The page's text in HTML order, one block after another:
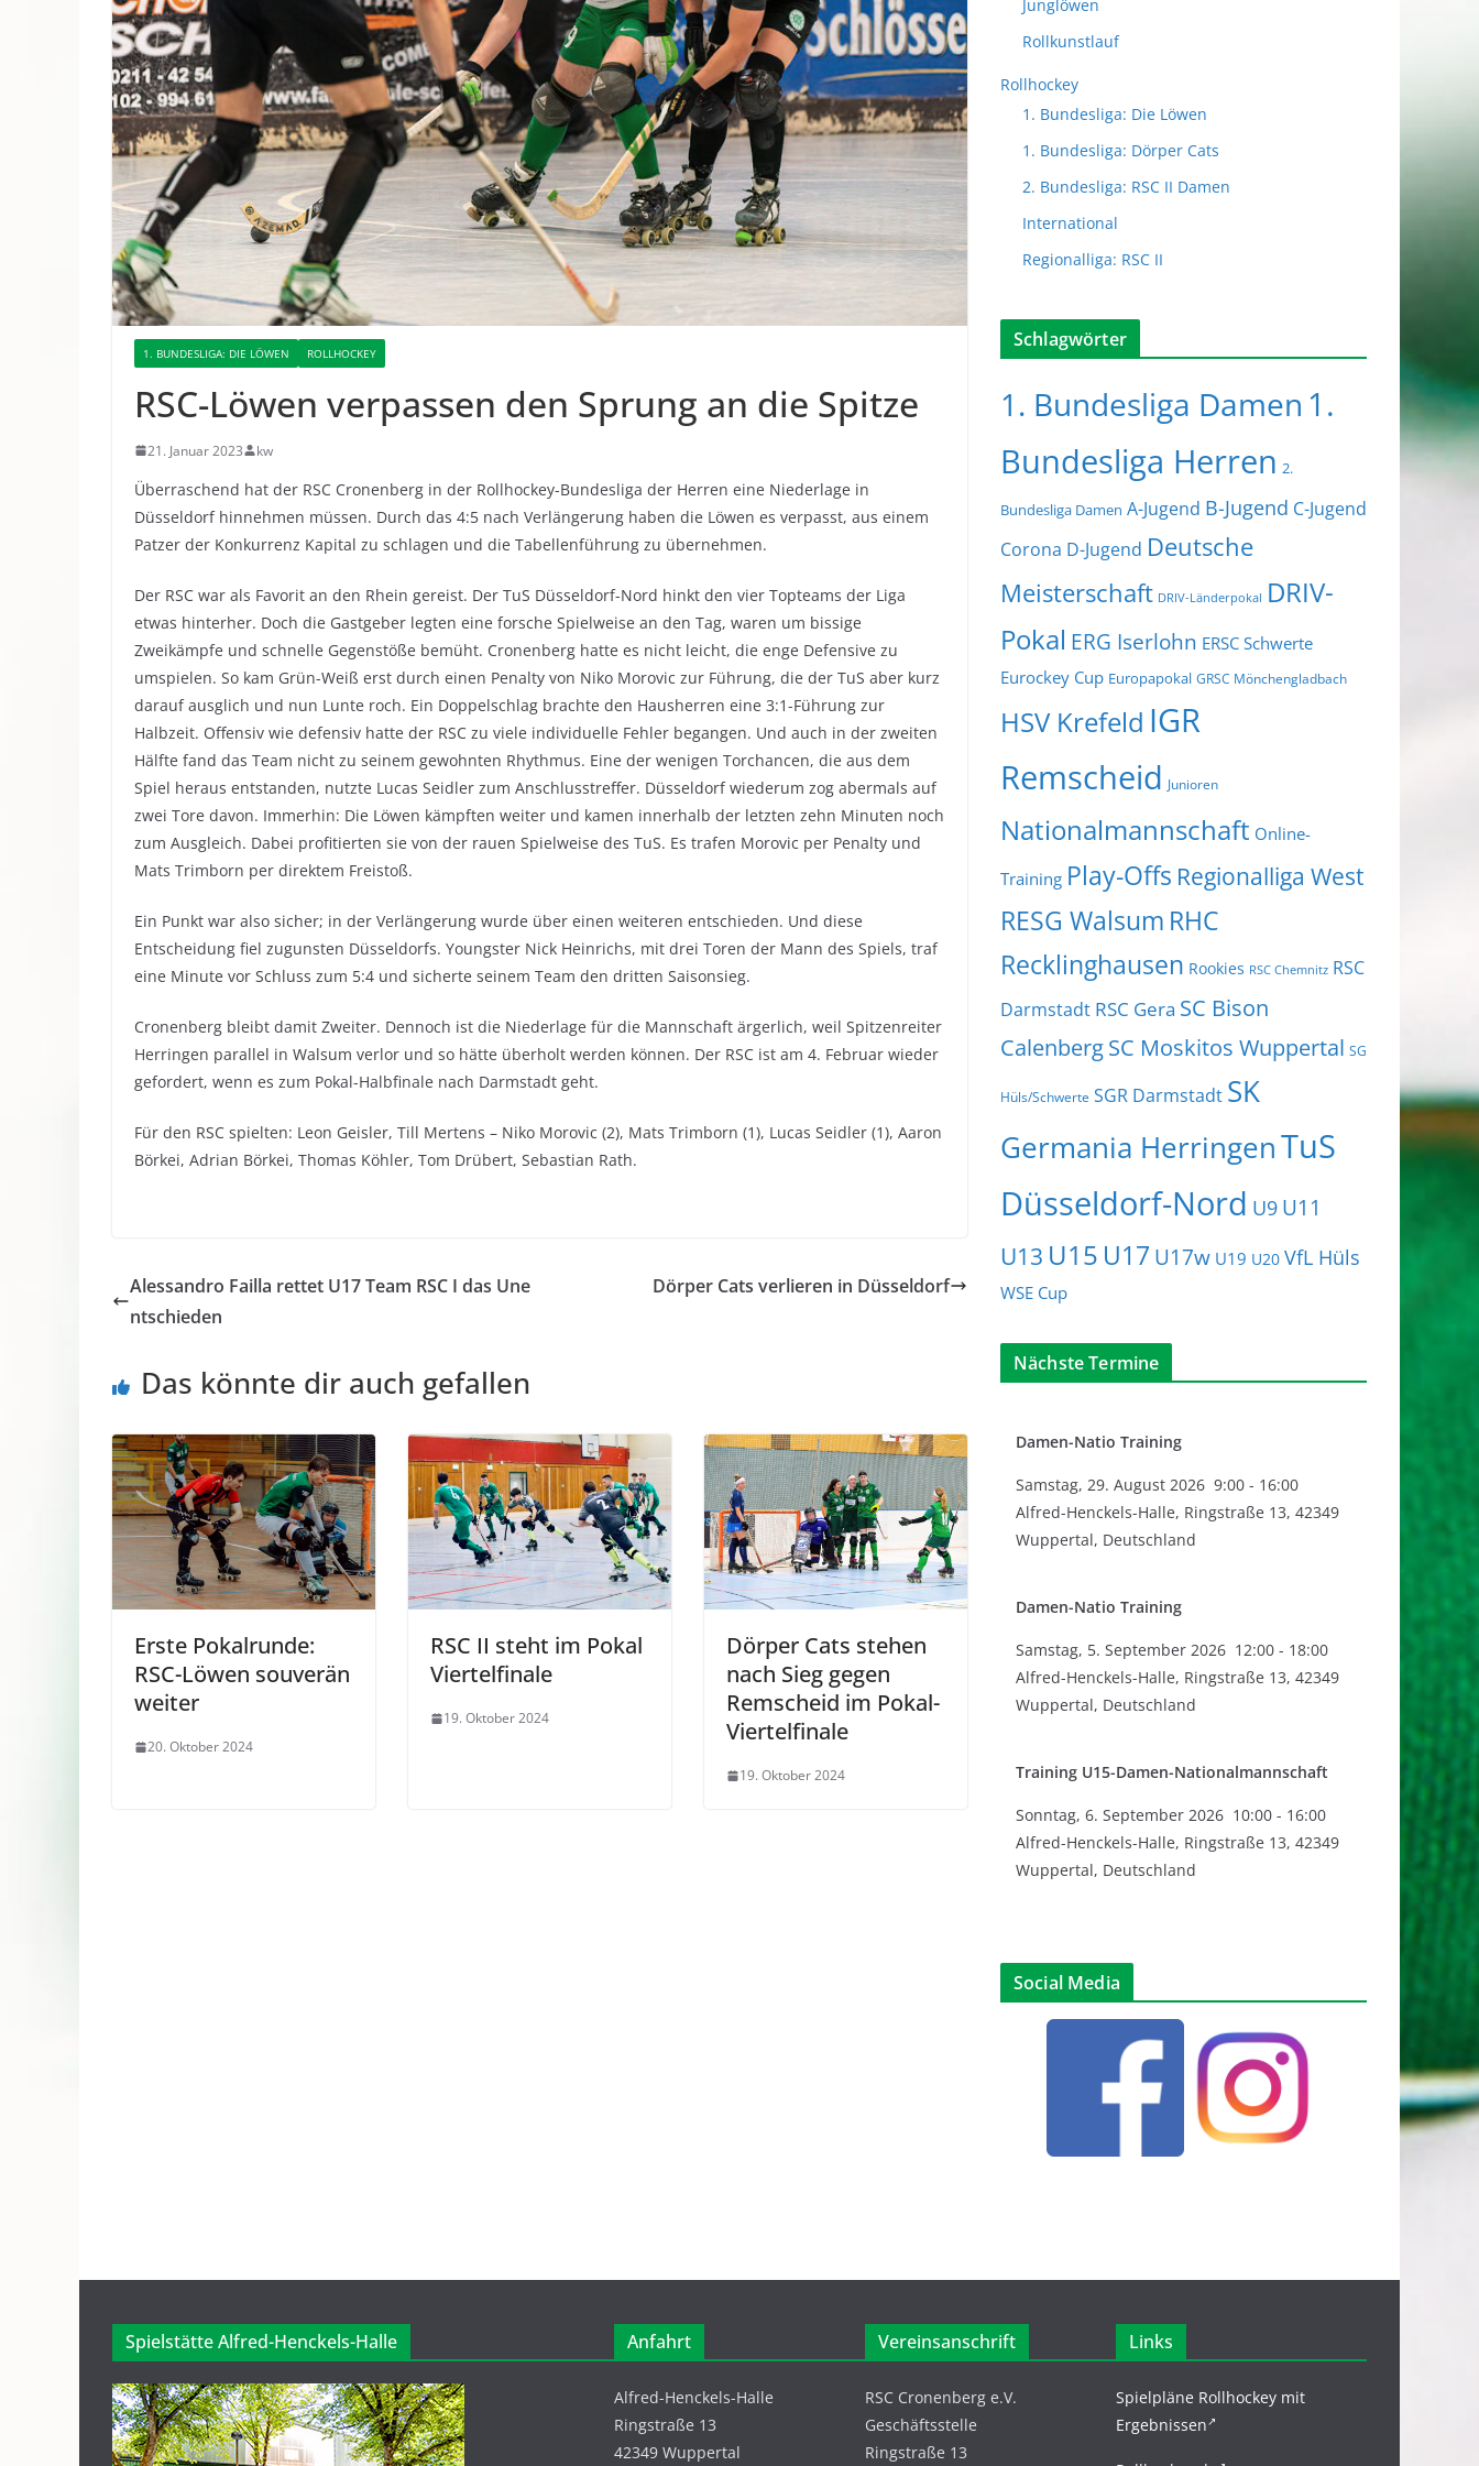
1. BUNDESLIGA: DIE LÖWEN ROLLHOCKEY
RSC-Löwen verpassen den Sprung an die Spitze
21. Januar 2023 kw
Überraschend hat der RSC Cronenberg in der Rollhockey-Bundesliga der Herren eine Niederlage in
Düsseldorf hinnehmen müssen. Durch das 4:5 nach Verlängerung haben die Löwen es verpasst, aus einem
Patzer der Konkurrenz Kapital zu schlagen und die Tabellenführung zu übernehmen.
Der RSC war als Favorit an den Rhein gereist. Der TuS Düsseldorf-Nord hinkt den vier Topteams der Liga
etwas hinterher. Doch die Gastgeber legten eine forsche Spielweise an den Tag, waren um bissige
Zweikämpfe und schnelle Gegenstöße bemüht. Cronenberg hatte es nicht leicht, die enge Defensive zu
umspielen. So kam Grün-Weiß erst durch einen Penalty von Niko Morovic zur Führung, die der TuS aber kurz
darauf ausglich und nun Lunte roch. Ein Doppelschlag brachte den Hausherren eine 3:1-Führung zur
Halbzeit. Offensiv wie defensiv hatte der RSC zu viele individuelle Fehler begangen. Und auch in der zweiten
Hälfte fand das Team nicht zu seinem gewohnten Rhythmus. Eine der wenigen Torchancen, die aus dem
Spiel heraus entstanden, nutzte Lucas Seidler zum Anschlusstreffer. Düsseldorf wiederum zog abermals auf
zwei Tore davon. Immerhin: Die Löwen kämpften weiter und kamen innerhalb der letzten zehn Minuten noch
zum Ausgleich. Dabei profitierten sie von der rauen Spielweise des TuS. Es trafen Morovic per Penalty und
Mats Trimborn per direktem Freistoß.
Ein Punkt war also sicher; in der Verlängerung wurde über einen weiteren entschieden. Und diese
Entscheidung fiel zugunsten Düsseldorfs. Youngster Nick Heinrichs, mit drei Toren der Mann des Spiels, traf
eine Minute vor Schluss zum 5:4 und sicherte seinem Team den dritten Saisonsieg.
Cronenberg bleibt damit Zweiter. Dennoch ist die Niederlage für die Mannschaft ärgerlich, weil Spitzenreiter
Herringen parallel in Walsum verlor und so hätte überholt werden können. Der RSC ist am 4. Februar wieder
gefordert, wenn es zum Pokal-Halbfinale nach Darmstadt geht.
Für den RSC spielten: Leon Geisler, Till Mertens – Niko Morovic (2), Mats Trimborn (1), Lucas Seidler (1), Aaron
Börkei, Adrian Börkei, Thomas Köhler, Tom Drübert, Sebastian Rath.
Alessandro Failla rettet U17 Team RSC I das Une
ntschieden
Dörper Cats verlieren in Düsseldorf
Das könnte dir auch gefallen
Erste Pokalrunde:
RSC-Löwen souverän
weiter
20. Oktober 2024
RSC II steht im Pokal
Viertelfinale
19. Oktober 2024
Dörper Cats stehen
nach Sieg gegen
Remscheid im Pokal-
Viertelfinale
19. Oktober 2024
Junglöwen
Rollkunstlauf
Rollhockey
1. Bundesliga: Die Löwen
1. Bundesliga: Dörper Cats
2. Bundesliga: RSC II Damen
International
Regionalliga: RSC II
Schlagwörter
1. Bundesliga Damen 1.
Bundesliga Herren 2.
Bundesliga Damen A-Jugend B-Jugend C-Jugend
Corona D-Jugend Deutsche
Meisterschaft DRIV-Länderpokal DRIV-
Pokal ERG Iserlohn ERSC Schwerte
Eurockey Cup Europapokal GRSC Mönchengladbach
HSV Krefeld IGR
Remscheid Junioren
Nationalmannschaft Online-
Training Play-Offs Regionalliga West
RESG Walsum RHC
Recklinghausen Rookies RSC Chemnitz RSC
Darmstadt RSC Gera SC Bison
CalenbergSC Moskitos Wuppertal SG
Hüls/Schwerte SGR Darmstadt SK
Germania HerringenTuS
Düsseldorf-Nord U9 U11
U13 U15 U17 U17w U19 U20 VfL Hüls
WSE Cup
Nächste Termine
Damen-Natio Training
Samstag, 29. August 2026 9:00 - 16:00
Alfred-Henckels-Halle, Ringstraße 13, 42349
Wuppertal, Deutschland
Damen-Natio Training
Samstag, 5. September 2026 12:00 - 18:00
Alfred-Henckels-Halle, Ringstraße 13, 42349
Wuppertal, Deutschland
Training U15-Damen-Nationalmannschaft
Sonntag, 6. September 2026 10:00 - 16:00
Alfred-Henckels-Halle, Ringstraße 13, 42349
Wuppertal, Deutschland
Social Media
Spielstätte Alfred-Henckels-Halle Anfahrt
Alfred-Henckels-Halle
Ringstraße 13
42349 Wuppertal
Vereinsanschrift
RSC Cronenberg e.V.
Geschäftsstelle
Ringstraße 13
Links
Spielpläne Rollhockey mit
Ergebnissen